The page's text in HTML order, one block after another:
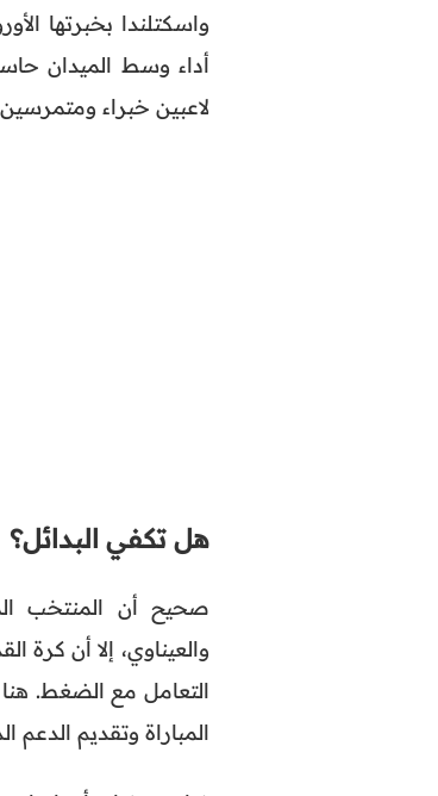
واسكتلندا بخبرتها
أداء وسط الميدان
لاعبين خبراء
هل تكفي البدائل؟
صحيح أن المنتخب
والعيناوي، إلا أن كرة
التعامل مع الضغط.
المباراة وتقديم